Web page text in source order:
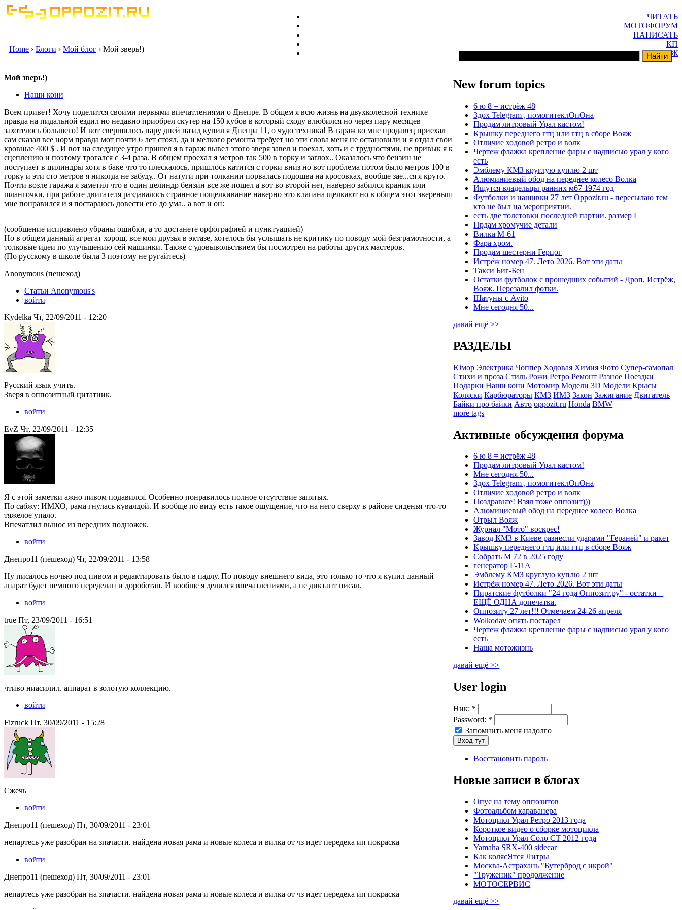
ЧИТАТЬ
МОТОФОРУМ
НАПИСАТЬ
КП
ГАРАЖ
Home › Блоги › Мой блог › Мой зверь!)
Мой зверь!)
Наши кони
Всем привет! Хочу поделится своими первыми впечатлениями о Днепре. В общем я всю жизнь на двухколесной технике
правда на пидальной ездил но недавно приобрел скутер на 150 кубов в который сходу влюбился но через пару месяцев
захотелось большего! И вот свершилось пару дней назад купил я Днепра 11, о чудо техника! В гараж ко мне продавец приехал
сам сказал все норм правда мот почти 6 лет стоял, да и мелкого ремонта требует но эти слова меня не остановили и я отдал свои
кровные 400 $ . И вот на следущее утро пришел я в гараж вывел этого зверя завел и поехал, хоть и с трудностями, не привык я к
сцеплению и поэтому трогался с 3-4 раза. В общем проехал я метров так 500 в горку и заглох.. Оказалось что бензин не
поступает в цилиндры хотя в баке что то плескалось, пришлось катится с горки вниз но вот проблема потом было метров 100 в
горку и эти сто метров я никогда не забуду.. От натуги при толкании порвалась подошва на кросовках, вообще зае...ся я круто.
Почти возле гаража я заметил что в один целиндр бензин все же пошел а вот во второй нет, наверно забился краник или
шлангочки, при работе двигателя раздавалось странное пощелкивание наверно это клапана щелкают но в общем этот звереныш
мне понравился и я постараюсь довести его до ума.. а вот и он:
(сообщение исправлено убраны ошибки, а то достанете орфографией и пунктуацией)
Но в общем данный агрегат хорош, все мои друзья в эктазе, хотелось бы услышать не критику по поводу мой безграмотности, а
толковые идеи по улучьшению сей машинки. Также с удовывольствием бы посмотрел на работы других мастеров.
(По русскому в школе была 3 поэтому не ругайтесь)
Anonymous (пешеход)
Статьи Anonymous's
войти
Kydelka Чт, 22/09/2011 - 12:20
Русский язык учить.
Зверя в оппозитный цитатник.
войти
EvZ Чт, 22/09/2011 - 12:35
Я с этой заметки ажно пивом подавился. Особенно понравилось полное отсутствие запятых.
По сабжу: ИМХО, рама гнулась кувалдой. И вообще по виду есть такое ощущение, что на него сверху в районе сиденья что-то
тяжелое упало.
Впечатлил вынос из передних подножек.
войти
Днепро11 (пешеход) Чт, 22/09/2011 - 13:58
Ну писалось ночью под пивом и редактировать было в падлу. По поводу внешнего вида, это только то что я купил данный
апарат будет немного переделан и дороботан. И вообще я делился впечатлениями, а не диктант писал.
войти
true Пт, 23/09/2011 - 16:51
чтиво ниасилил. аппарат в золотую коллекцию.
войти
Fizruck Пт, 30/09/2011 - 15:28
Сжечь
войти
Днепро11 (пешеход) Пт, 30/09/2011 - 23:01
непартесь уже разобран на зпачасти. найдена новая рама и новые колеса и вилка от чз идет передека ип покраска
войти
Днепро11 (пешеход) Пт, 30/09/2011 - 23:01
непартесь уже разобран на зпачасти. найдена новая рама и новые колеса и вилка от чз идет передека ип покраска
New forum topics
6 ю 8 = истрёж 48
Здох Telegram , помогитеклОпОна
Продам литровый Урал кастом!
Крышку переднего гтц или гтц в сборе Вояж
Отличие ходовой ретро и волк
Чертеж флажка крепление фары с надписью урал у кого
есть
Эмблему КМЗ круглую куплю 2 шт
Алюминиевый обод на переднее колесо Волка
Ищутся владельцы ранних м67 1974 год
Футболки и нашивки 27 лет Oppozit.ru - пересылаю тем
кто не был на мероприятии.
есть две толстовки последней партии. размер L
Прдам хромучие детали
Вилка М-61
Фара хром.
Продам шестерни Герцог
Истрёж номер 47. Лето 2026. Вот эти даты
Такси Биг-Бен
Остатки футболок с прошедших событий - Дроп, Истрёж,
Вояж. Перезалил фотки.
Шатуны с Avito
Мне сегодня 50...
давай ещё >>
РАЗДЕЛЫ
Юмор Электрика Чоппер Ходовая Химия Фото Супер-самопал
Стихи и проза Стиль Рожи Ретро Ремонт Разное Поездки
Подарки Наши кони Мотомир Модели 3D Модели Крысы
Коляски Карбюраторы КМЗ ИМЗ Закон Зажигание Двигатель
Байки про байки Авто oppozit.ru Honda BMW
more tags
Активные обсуждения форума
6 ю 8 = истрёж 48
Продам литровый Урал кастом!
Мне сегодня 50...
Здох Telegram , помогитеклОпОна
Отличие ходовой ретро и волк
Поздравьте! Взял тоже оппозит)))
Алюминиевый обод на переднее колесо Волка
Отрыл Вояж
Журнал "Мото" воскрес!
Завод КМЗ в Киеве разнесли ударами "Гераней" и ракет
Крышку переднего гтц или гтц в сборе Вояж
Собрать М 72 в 2025 году
генератор Г-11А
Эмблему КМЗ круглую куплю 2 шт
Истрёж номер 47. Лето 2026. Вот эти даты
Пиратские футболки "24 года Оппозит.ру" - остатки +
ЕЩЁ ОДНА допечатка.
Оппозиту 27 лет!!! Отмечаем 24-26 апреля
Wolkodav опять постарел
Чертеж флажка крепление фары с надписью урал у кого
есть
Наша мотожизнь
давай ещё >>
User login
Ник: *
Password: *
Запомнить меня надолго
Восстановить пароль
Новые записи в блогах
Опус на тему оппозитов
Фотоальбом караванера
Мотоцикл Урал Ретро 2013 года
Короткое видео о сборке мотоцикла
Мотоцикл Урал Соло СТ 2012 года
Yamaha SRX-400 sidecar
Как колясЯтся Литры
Москва-Астрахань "Бутерброд с икрой"
"Труженик" продолжение
МОТОСЕРВИС
давай ещё >>